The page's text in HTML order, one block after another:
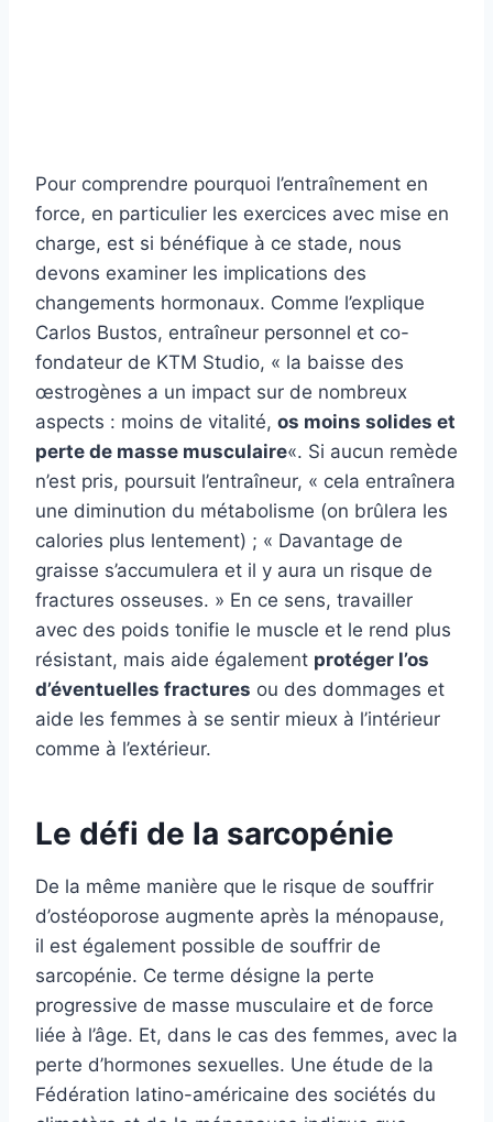
Pour comprendre pourquoi l’entraînement en
force, en particulier les exercices avec mise en
charge, est si bénéfique à ce stade, nous
devons examiner les implications des
changements hormonaux. Comme l’explique
Carlos Bustos, entraîneur personnel et co-
fondateur de KTM Studio, « la baisse des
œstrogènes a un impact sur de nombreux
aspects : moins de vitalité, os moins solides et
perte de masse musculaire«. Si aucun remède
n’est pris, poursuit l’entraîneur, « cela entraînera
une diminution du métabolisme (on brûlera les
calories plus lentement) ; « Davantage de
graisse s’accumulera et il y aura un risque de
fractures osseuses. » En ce sens, travailler
avec des poids tonifie le muscle et le rend plus
résistant, mais aide également protéger l’os
d’éventuelles fractures ou des dommages et
aide les femmes à se sentir mieux à l’intérieur
comme à l’extérieur.
Le défi de la sarcopénie
De la même manière que le risque de souffrir
d’ostéoporose augmente après la ménopause,
il est également possible de souffrir de
sarcopénie. Ce terme désigne la perte
progressive de masse musculaire et de force
liée à l’âge. Et, dans le cas des femmes, avec la
perte d’hormones sexuelles. Une étude de la
Fédération latino-américaine des sociétés du